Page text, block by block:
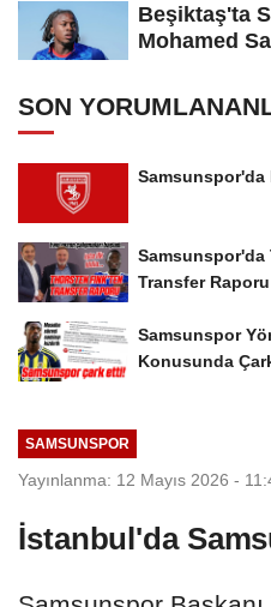
Beşiktaş'ta
Mohamed
SON
Samsunspor'da
Transfer Raporu
Samsunspor
Konusunda
SAMSUNSPOR
Yayınlanma: 12 Mayıs 2026 -
İstanbul'da